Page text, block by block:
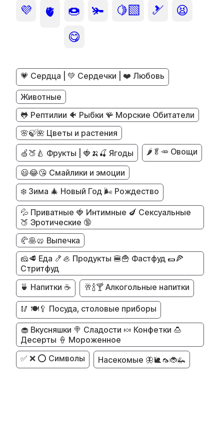
💜
🫀 🍩 🫚 🍋‍🟩 🎿
😫
😋
💗 Сердца | 💚 Сердечки | ❤️ Любовь
Животные
🐸 Рептилии 🐠 Рыбки 🪸 Морские Обитатели
🌸🍃🌺 Цветы и растения
🍏🍑🍐 Фрукты | 🍓🍌🍒 Ягоды
🌶️🥬🥕 Овощи
😃😂😘 Смайлики и эмоции
❄️ Зима 🎄 Новый Год 🌬️ Рождество
💦 Приватные 🍓 Интимные 🍆 Сексуальные
🍑 Эротические 🔞
🥐🥞🥨 Выпечка
🧀🥩 Еда 🍤🦪 Продукты 🍔🍟 Фастфуд 🌯🍕
Стритфуд
🍵 Напитки ☕
🥂🍾🍸 Алкогольные напитки
🥢 🍽️🥄 Посуда, столовые приборы
🧁 Вкусняшки 🍭 Сладости 🍬 Конфетки 🍮
Десерты 🍦 Мороженное
✅ ❌ ⭕ Символы
Насекомые 🦋🐌🦟🐞🦗